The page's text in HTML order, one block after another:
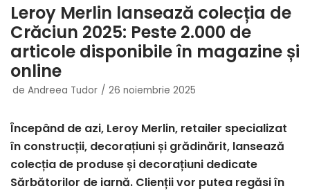
Leroy Merlin lansează colecția de
Crăciun 2025: Peste 2.000 de
articole disponibile în magazine și
online
de Andreea Tudor 26 noiembrie 2025
Începând de azi, Leroy Merlin, retailer specializat
în construcții, decorațiuni și grădinărit, lansează
colecția de produse și decorațiuni dedicate
Sărbătorilor de iarnă. Clienții vor putea regăsi în